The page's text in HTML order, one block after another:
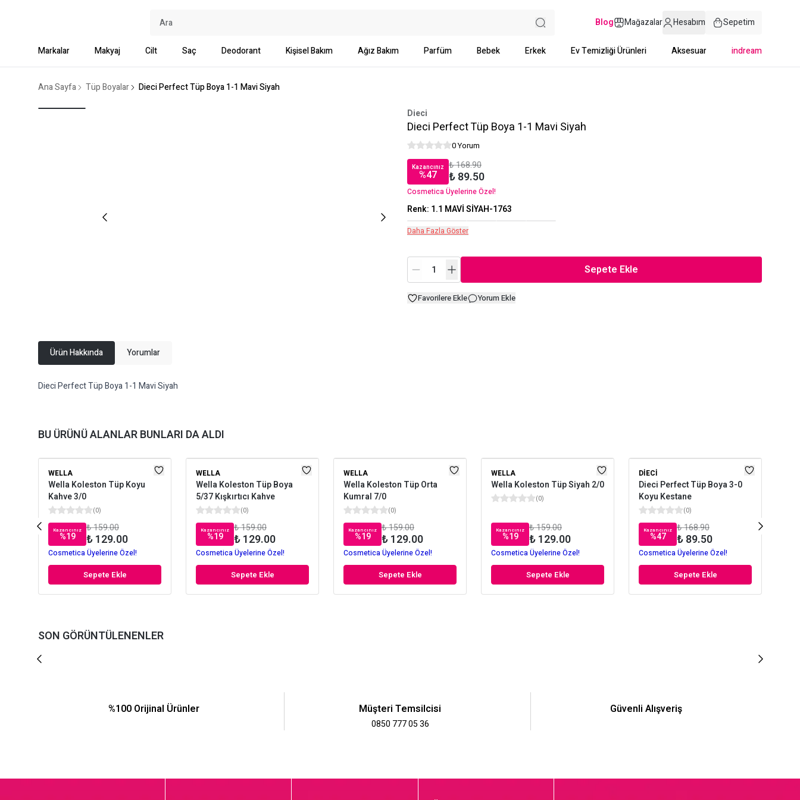
Blog Mağazalar Hesabım Sepetim
Markalar Makyaj Cilt Saç Deodorant Kişisel Bakım Ağız Bakım Parfüm Bebek Erkek Ev Temizliği Ürünleri Aksesuar indream
Ana Sayfa Tüp Boyalar Dieci Perfect Tüp Boya 1-1 Mavi Siyah
Dieci
Dieci Perfect Tüp Boya 1-1 Mavi Siyah
0 Yorum
Kazancınız
%47
₺ 168.90
₺ 89.50
Cosmetica Üyelerine Özel!
Renk: 1.1 MAVİ SİYAH-1763
Daha Fazla Göster
Sepete Ekle
Favorilere Ekle Yorum Ekle
Ürün Hakkında Yorumlar
Dieci Perfect Tüp Boya 1-1 Mavi Siyah
BU ÜRÜNÜ ALANLAR BUNLARI DA ALDI
WELLA
Wella Koleston Tüp Koyu
Kahve 3/0
(0)
Kazancınız
%19
₺ 159.00
₺ 129.00
Cosmetica Üyelerine Özel!
Sepete Ekle
WELLA
Wella Koleston Tüp Boya
5/37 Kışkırtıcı Kahve
(0)
Kazancınız
%19
₺ 159.00
₺ 129.00
Cosmetica Üyelerine Özel!
Sepete Ekle
WELLA
Wella Koleston Tüp Orta
Kumral 7/0
(0)
Kazancınız
%19
₺ 159.00
₺ 129.00
Cosmetica Üyelerine Özel!
Sepete Ekle
WELLA
Wella Koleston Tüp Siyah 2/0
(0)
Kazancınız
%19
₺ 159.00
₺ 129.00
Cosmetica Üyelerine Özel!
Sepete Ekle
DIECI
Dieci Perfect Tüp Boya 3-0
Koyu Kestane
(0)
Kazancınız
%47
₺ 168.90
₺ 89.50
Cosmetica Üyelerine Özel!
Sepete Ekle
SON GÖRÜNTÜLENENLER
%100 Orijinal Ürünler Müşteri Temsilcisi
0850 777 05 36
Güvenli Alışveriş